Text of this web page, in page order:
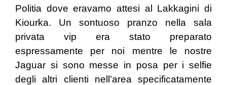
Politia dove eravamo attesi al Lakkagini di
Kiourka. Un sontuoso pranzo nella sala
privata vip era stato preparato
espressamente per noi mentre le nostre
Jaguar si sono messe in posa per i selfie
degli altri clienti nell’area specificatamente